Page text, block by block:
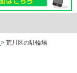
> 荒川区の駐輪場